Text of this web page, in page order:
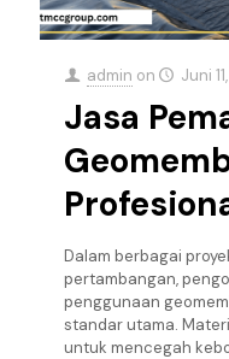
admin on Juni
Jasa
Dalam berbagai
pertambangan,
penggunaan
standar utama.
untuk mencegah